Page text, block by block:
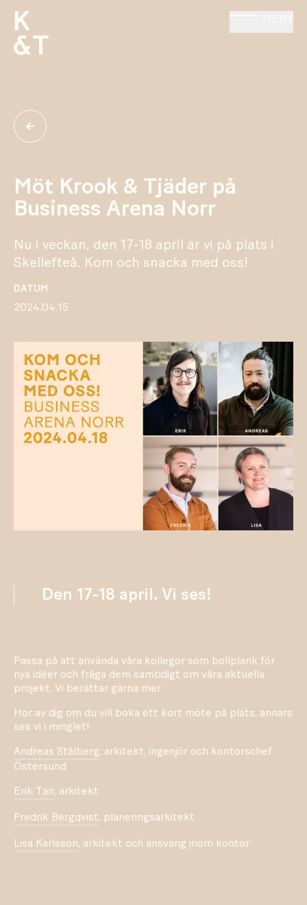
Möt Krook & Tjäder på
Business Arena Norr
DATUM
2024.04.15
Nu i veckan, den 17-18 april är vi på plats i
Skellefteå. Kom och snacka med oss!
Den 17-18 april. Vi ses!
Passa på att använda våra kollegor som bollplank för
nya idéer och fråga dem samtidigt om våra aktuella
projekt. Vi berättar gärna mer.
Hör av dig om du vill boka ett kort möte på plats, annars
ses vi i minglet!
Andreas Stålberg, arkitekt, ingenjör och kontorschef
Östersund
Erik Tari, arkitekt
Fredrik Bergqvist, planeringsarkitekt
Lisa Karlsson, arkitekt och ansvarig inom kontor